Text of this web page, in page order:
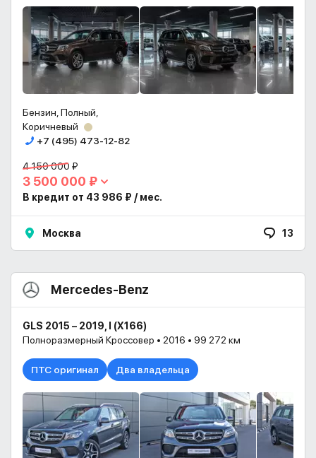
Бензин, Полный,
Коричневый
+7 (495) 473-12-82
4 150 000 ₽
3 500 000 ₽
В кредит от 43 986 ₽ / мес.
Москва 13
Mercedes-Benz
GLS 2015 – 2019, I (X166)
Полноразмерный Кроссовер • 2016 • 99 272 км
ПТС оригинал Два владельца